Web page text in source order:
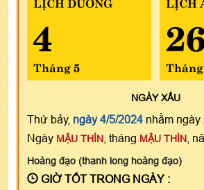
4
Tháng 5
NGÀYXẤU
Thứ bảy, ngày 4/5/2024 nhằm ngày
Ngày MẬU THÌN , tháng MẬU THÌN ,
Hoàng đạo (thanh long hoàng đạo)
GIỜ TỐT TRONG NGÀY :